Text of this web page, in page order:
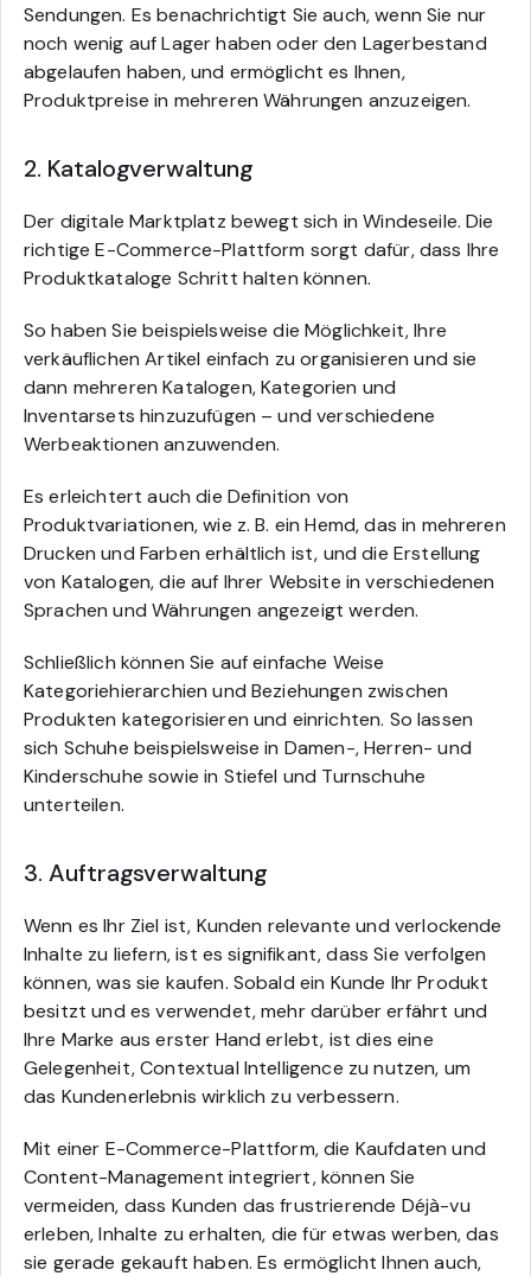
Sendungen. Es benachrichtigt Sie auch, wenn Sie nur
noch wenig auf Lager haben oder den Lagerbestand
abgelaufen haben, und ermöglicht es Ihnen,
Produktpreise in mehreren Währungen anzuzeigen.
2. Katalogverwaltung
Der digitale Marktplatz bewegt sich in Windeseile. Die
richtige E-Commerce-Plattform sorgt dafür, dass Ihre
Produktkataloge Schritt halten können.
So haben Sie beispielsweise die Möglichkeit, Ihre
verkäuflichen Artikel einfach zu organisieren und sie
dann mehreren Katalogen, Kategorien und
Inventarsets hinzuzufügen – und verschiedene
Werbeaktionen anzuwenden.
Es erleichtert auch die Definition von
Produktvariationen, wie z. B. ein Hemd, das in mehreren
Drucken und Farben erhältlich ist, und die Erstellung
von Katalogen, die auf Ihrer Website in verschiedenen
Sprachen und Währungen angezeigt werden.
Schließlich können Sie auf einfache Weise
Kategoriehierarchien und Beziehungen zwischen
Produkten kategorisieren und einrichten. So lassen
sich Schuhe beispielsweise in Damen-, Herren- und
Kinderschuhe sowie in Stiefel und Turnschuhe
unterteilen.
3. Auftragsverwaltung
Wenn es Ihr Ziel ist, Kunden relevante und verlockende
Inhalte zu liefern, ist es signifikant, dass Sie verfolgen
können, was sie kaufen. Sobald ein Kunde Ihr Produkt
besitzt und es verwendet, mehr darüber erfährt und
Ihre Marke aus erster Hand erlebt, ist dies eine
Gelegenheit, Contextual Intelligence zu nutzen, um
das Kundenerlebnis wirklich zu verbessern.
Mit einer E-Commerce-Plattform, die Kaufdaten und
Content-Management integriert, können Sie
vermeiden, dass Kunden das frustrierende Déjà-vu
erleben, Inhalte zu erhalten, die für etwas werben, das
sie gerade gekauft haben. Es ermöglicht Ihnen auch,